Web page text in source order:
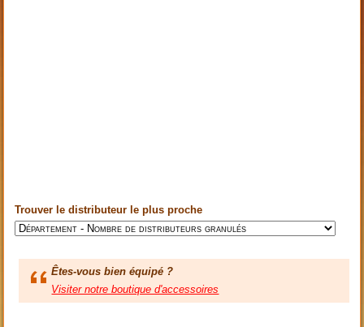
Trouver le distributeur le plus proche
Êtes-vous bien équipé ?
Visiter notre boutique d'accessoires